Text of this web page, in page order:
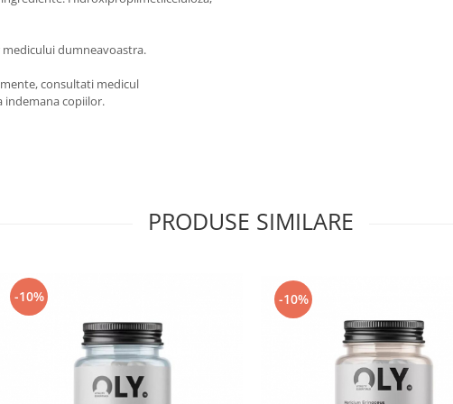
dumneavoastra.
consultati medicul
indemana copiilor.
PRODUSE SIMILARE
-10% -10%